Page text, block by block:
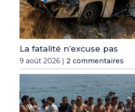
La fatalité n’excuse pas
9 août 2026 | 2 commentaires